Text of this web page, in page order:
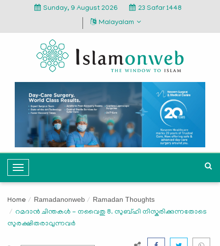
Sunday, 9 August 2026
23 Safar 1448
Malayalam
T
o
g
l
e
Home Ramadanonweb Ramadan Thoughts
റമദാന്‍ ചിന്തകള്‍ - നവൈതു 8. സുബ്ഹി നിസ്കരിക്കുന്നതോടെ
സുരക്ഷിതരാവുന്നവര്‍